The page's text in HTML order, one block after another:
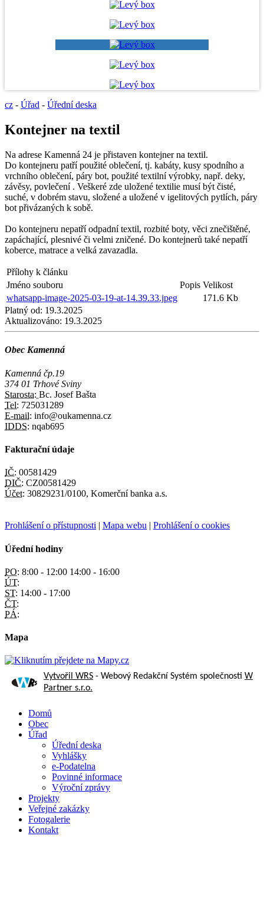
cz - Úřad - Úřední deska
Kontejner na textil
Na adrese Kamenná 24 je přistaven kontejner na textil.
Do kontejneru patří použité oblečení, tj. kabáty, kusy spodního a
vrchního oblečení, páry bot, použité textilní výrobky, např. deky,
závěsy, povlečení . Veškeré zde uložené textilie musí být čisté,
suché, v dobrém stavu, složené a uložené v igelitových pytlích, páry
bot přivázaných k sobě.
Do kontejneru nepatří odpadní textil, rozbité boty, věci znečištěné,
zapáchající, plesnivé či velmi zničené. Do kontejnerů také nepatří
koberce, matrace a velká zavazadla.
Přílohy k článku
Jméno souboru
Popis Velikost
whatsapp-image-2025-03-19-at-14.39.33.jpeg
171.6 Kb
Platný od: 19.3.2025
Aktualizováno: 19.3.2025
Obec Kamenná
Kamenná čp.19
374 01 Trhové Sviny
Starosta: Bc. Josef Bašta
Tel: 725031289
E-mail: info@oukamenna.cz
IDDS: nqab695
Fakturační údaje
IČ: 00581429
DIČ: CZ00581429
Účet: 30829231/0100, Komerční banka a.s.
Prohlášení o přístupnosti | Mapa webu | Prohlášení o cookies
Úřední hodiny
PO: 8:00 - 12:00 14:00 - 16:00
ÚT:
ST: 14:00 - 17:00
ČT:
PÁ:
Mapa
Vytvořil WRS - Webový Redakční Systém společnosti W
Partner s.r.o.
Domů
Obec
Úřad
Úřední deska
Vyhlášky
e-Podatelna
Povinné informace
Výroční zprávy
Projekty
Veřejné zakázky
Fotogalerie
Kontakt